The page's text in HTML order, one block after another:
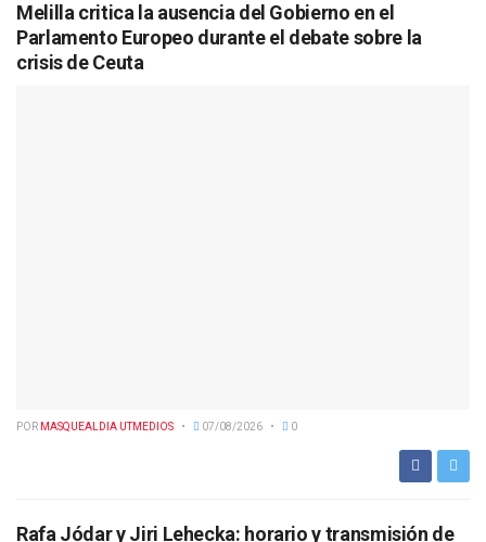
Melilla critica la ausencia del Gobierno en el
Parlamento Europeo durante el debate sobre la
crisis de Ceuta
POR MASQUEALDIA UTMEDIOS 07/08/2026 0
Rafa Jódar y Jiri Lehecka: horario y transmisión de